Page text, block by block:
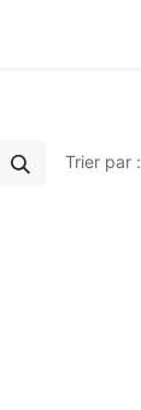
Trier par :